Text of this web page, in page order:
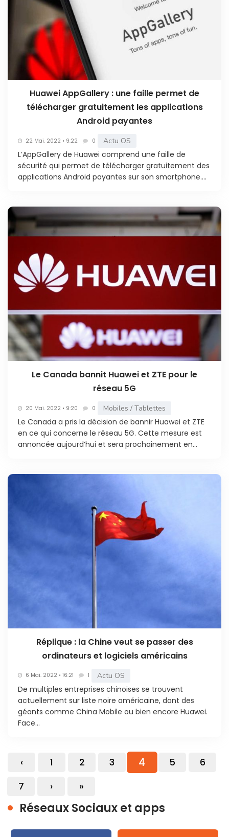
Huawei AppGallery : une faille permet de
télécharger gratuitement les applications
Android payantes
22 Mai. 2022 • 9:22 0 Actu OS
L’AppGallery de Huawei comprend une faille de
sécurité qui permet de télécharger gratuitement des
applications Android payantes sur son smartphone....
Le Canada bannit Huawei et ZTE pour le
réseau 5G
20 Mai. 2022 • 9:20 0 Mobiles / Tablettes
Le Canada a pris la décision de bannir Huawei et ZTE
en ce qui concerne le réseau 5G. Cette mesure est
annoncée aujourd’hui et sera prochainement en...
Réplique : la Chine veut se passer des
ordinateurs et logiciels américains
6 Mai. 2022 • 16:21 1 Actu OS
De multiples entreprises chinoises se trouvent
actuellement sur liste noire américaine, dont des
géants comme China Mobile ou bien encore Huawei.
Face...
‹ 1 2 3 4 5
6
7
› »
Réseaux Sociaux et apps